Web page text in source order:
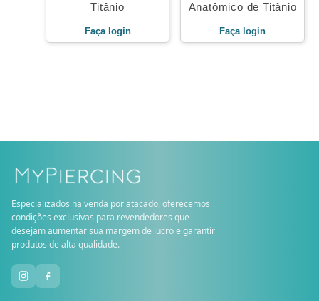
Titânio
Faça login
Anatômico de Titânio
Faça login
Especializados na venda por atacado, oferecemos
condições exclusivas para revendedores que
desejam aumentar sua margem de lucro e garantir
produtos de alta qualidade.